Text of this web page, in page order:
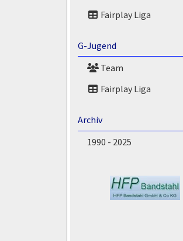
Fairplay Liga
G-Jugend
Team
Fairplay Liga
Archiv
1990 - 2025